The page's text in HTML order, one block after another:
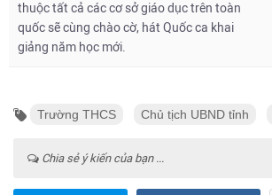
thuộc tất cả các cơ sở giáo dục trên toàn
quốc sẽ cùng chào cờ, hát Quốc ca khai
giảng năm học mới.
Trường THCS Chủ tịch UBND tỉnh
Chia sẻ ý kiến của bạn ...